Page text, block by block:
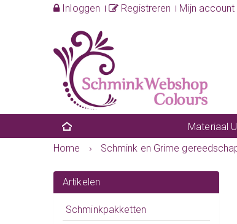
Inloggen Registreren Mijn account
Materiaal
Home
› Schmink en Grime
Artikelen
Schminkpakketten